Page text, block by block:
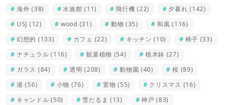
海外 (38) 水族館 (11) 飛行機 (22) 夕暮れ (142)
USJ (12) wood (31) 動物 (35) 和風 (116)
幻想的 (133) カフェ (22) キッチン (10) 椅子 (33)
ナチュラル (116) 観葉植物 (54) 植木鉢 (27)
ガラス (84) 透明 (208) 動物園 (40) 桜 (89)
港 (56) 小物 (76) 置物 (55) クリスマス (16)
キャンドル (50) 雪だるま (13) 神戸 (83)